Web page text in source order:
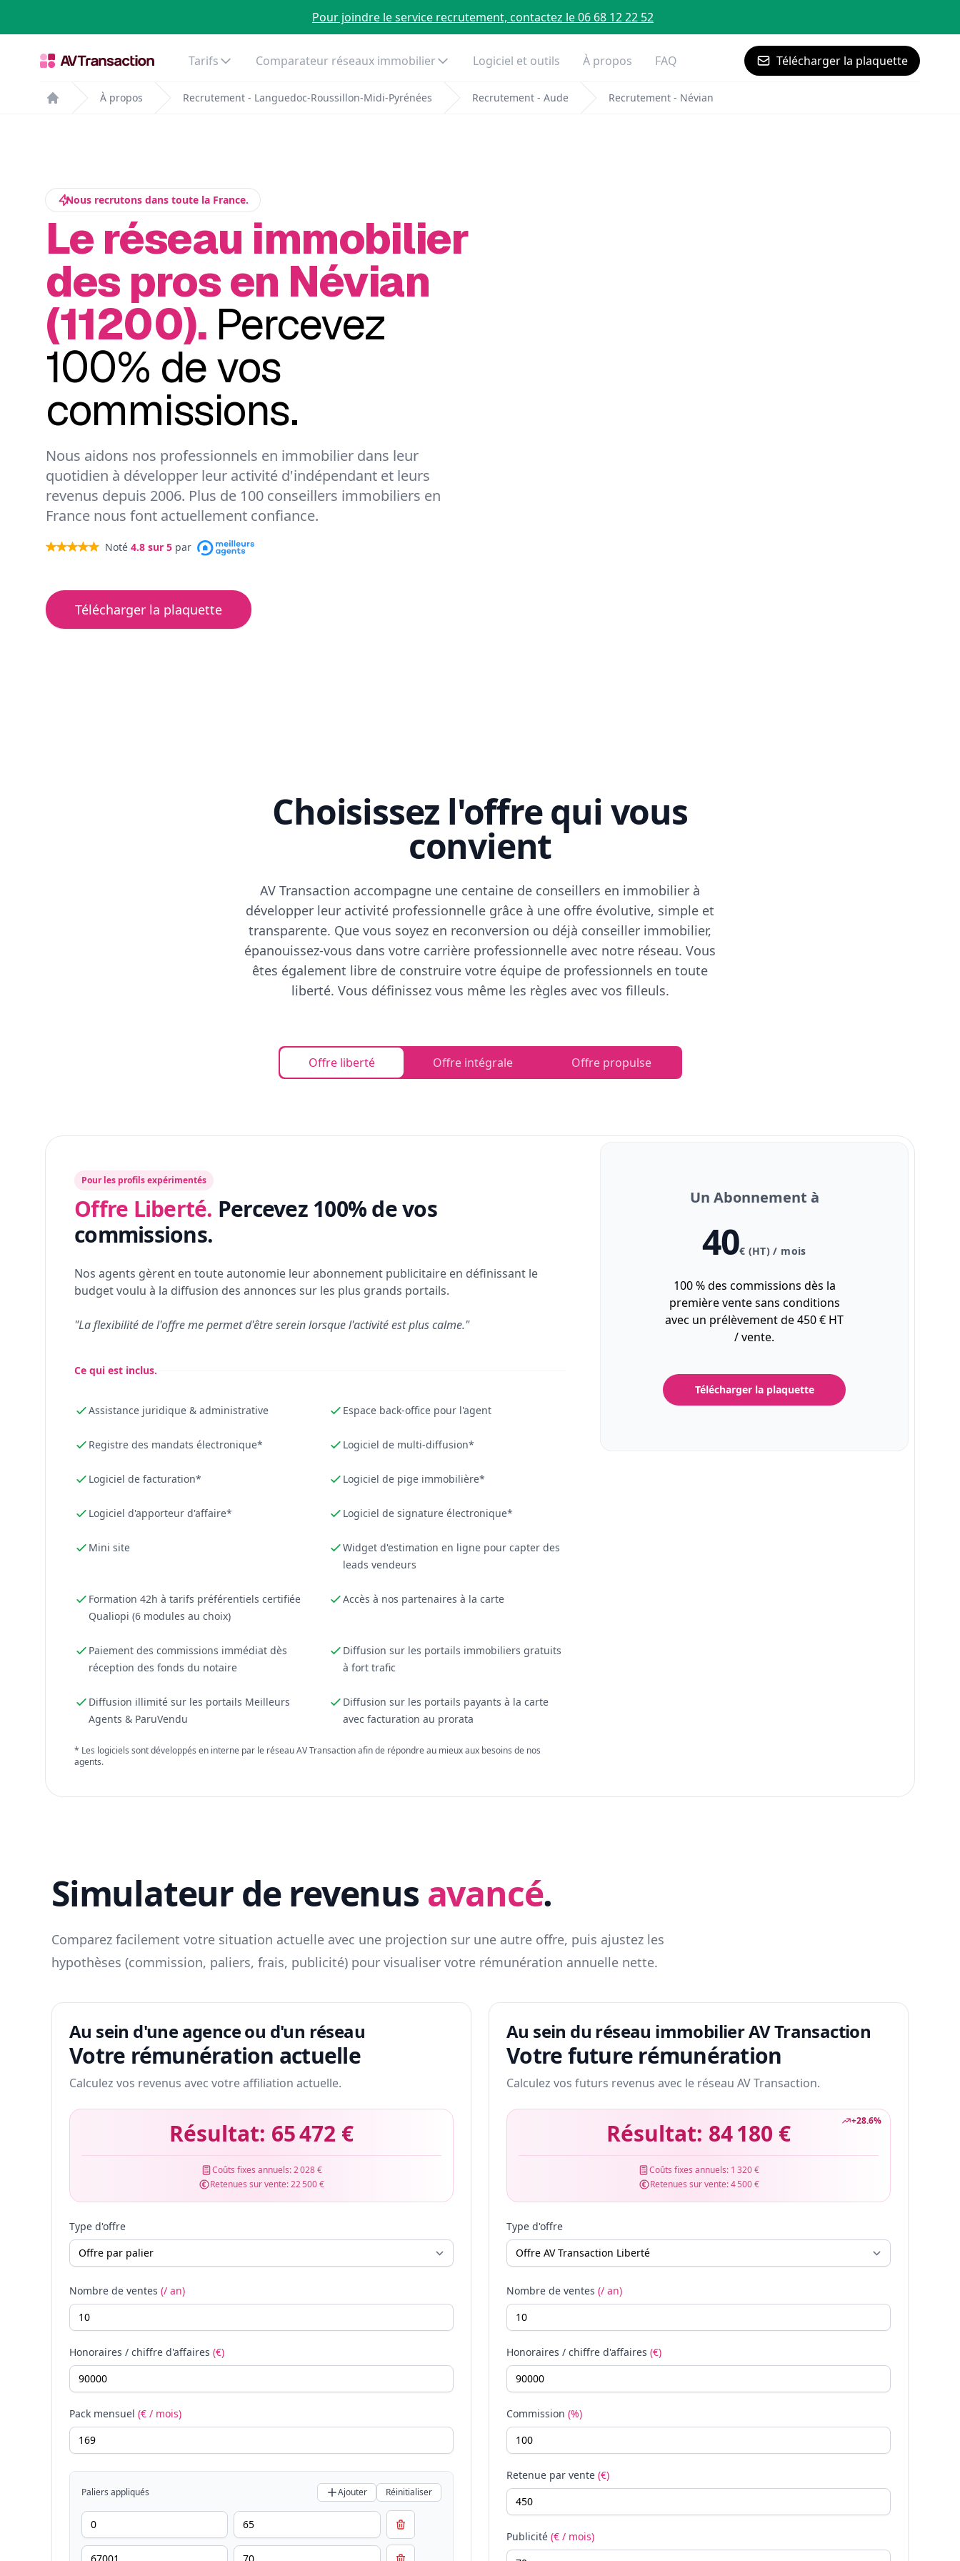
Pour joindre le service recrutement, contactez le 06 68 12 22 52
Tarifs Comparateur réseaux immobilier Logiciel et outils À propos FAQ Télécharger la plaquette
Home
À propos Recrutement - Languedoc-Roussillon-Midi-Pyrénées Recrutement - Aude Recrutement - Névian
Nous recrutons dans toute la France.
Le réseau immobilier
des pros en Névian
(11200). Percevez
100% de vos
commissions.
Nous aidons nos professionnels en immobilier dans leur
quotidien à développer leur activité d'indépendant et leurs
revenus depuis 2006. Plus de 100 conseillers immobiliers en
France nous font actuellement confiance.
Noté 4.8 sur 5 par
Télécharger la plaquette
Choisissez l'offre qui vous
convient
AV Transaction accompagne une centaine de conseillers en immobilier à
développer leur activité professionnelle grâce à une offre évolutive, simple et
transparente. Que vous soyez en reconversion ou déjà conseiller immobilier,
épanouissez-vous dans votre carrière professionnelle avec notre réseau. Vous
êtes également libre de construire votre équipe de professionnels en toute
liberté. Vous définissez vous même les règles avec vos filleuls.
Offre liberté Offre intégrale Offre propulse
Pour les profils expérimentés
Offre Liberté. Percevez 100% de vos
commissions.
Nos agents gèrent en toute autonomie leur abonnement publicitaire en définissant le
budget voulu à la diffusion des annonces sur les plus grands portails.
"La flexibilité de l'offre me permet d'être serein lorsque l'activité est plus calme."
Ce qui est inclus.
Assistance juridique & administrative Espace back-office pour l'agent
Registre des mandats électronique* Logiciel de multi-diffusion*
Logiciel de facturation* Logiciel de pige immobilière*
Logiciel d'apporteur d'affaire* Logiciel de signature électronique*
Mini site
Widget d'estimation en ligne pour capter des
leads vendeurs
Formation 42h à tarifs préférentiels certifiée
Qualiopi (6 modules au choix)
Accès à nos partenaires à la carte
Paiement des commissions immédiat dès
réception des fonds du notaire
Diffusion sur les portails immobiliers gratuits
à fort trafic
Diffusion illimité sur les portails Meilleurs
Agents & ParuVendu
Diffusion sur les portails payants à la carte
avec facturation au prorata
* Les logiciels sont développés en interne par le réseau AV Transaction afin de répondre au mieux aux besoins de nos
agents.
Un Abonnement à
40€ (HT) / mois
100 % des commissions dès la
première vente sans conditions
avec un prélèvement de 450 € HT
/ vente.
Télécharger la plaquette
Simulateur de revenus avancé.
Comparez facilement votre situation actuelle avec une projection sur une autre offre, puis ajustez les
hypothèses (commission, paliers, frais, publicité) pour visualiser votre rémunération annuelle nette.
Au sein d'une agence ou d'un réseau
Votre rémunération actuelle
Calculez vos revenus avec votre affiliation actuelle.
Résultat: 65 472 €
Coûts fixes annuels:2 028 €
Retenues sur vente:22 500 €
Type d'offre
Nombre de ventes (/ an)
Honoraires / chiffre d'affaires (€)
Pack mensuel (€ / mois)
Paliers appliqués Ajouter Réinitialiser
Au sein du réseau immobilier AV Transaction
Votre future rémunération
Calculez vos futurs revenus avec le réseau AV Transaction.
+28.6%
Résultat: 84 180 €
Coûts fixes annuels: 1 320 €
Retenues sur vente:4 500 €
Type d'offre
Nombre de ventes (/ an)
Honoraires / chiffre d'affaires (€)
Commission (%)
Retenue par vente (€)
Publicité (€ / mois)